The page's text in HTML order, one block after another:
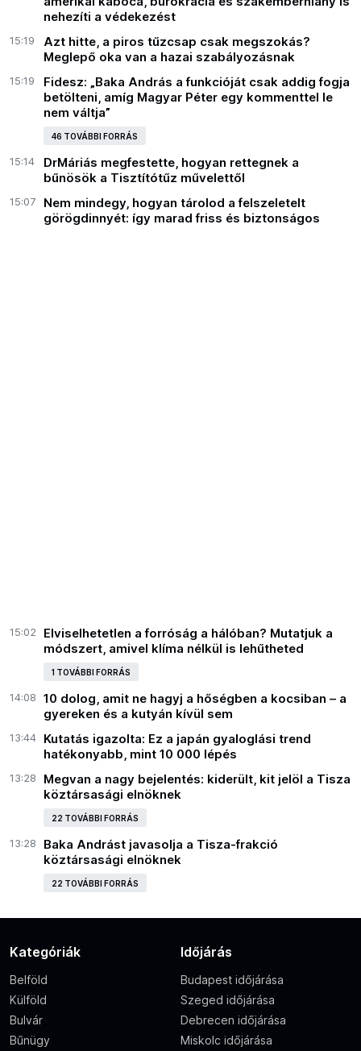
nehezíti a védekezést
15:19
Azt hitte, a piros tűzcsap csak megszokás?
Meglepő oka van a hazai szabályozásnak
15:19
Fidesz: „Baka András a funkcióját csak addig fogja
betölteni, amíg Magyar Péter egy kommenttel le
nem váltja”
46 TOVÁBBI FORRÁS
15:14
DrMáriás megfestette, hogyan rettegnek a
bűnösök a Tisztítótűz művelettől
15:07
Nem mindegy, hogyan tárolod a felszeletelt
görögdinnyét: így marad friss és biztonságos
15:02
Elviselhetetlen a forróság a hálóban? Mutatjuk a
módszert, amivel klíma nélkül is lehűtheted
1 TOVÁBBI FORRÁS
14:08
10 dolog, amit ne hagyj a hőségben a kocsiban – a
gyereken és a kutyán kívül sem
13:44
Kutatás igazolta: Ez a japán gyaloglási trend
hatékonyabb, mint 10 000 lépés
13:28
Megvan a nagy bejelentés: kiderült, kit jelöl a Tisza
köztársasági elnöknek
22 TOVÁBBI FORRÁS
13:28
Baka Andrást javasolja a Tisza-frakció
köztársasági elnöknek
22 TOVÁBBI FORRÁS
Kategóriák
Belföld
Külföld
Bulvár
Bűnügy
Időjárás
Budapest időjárása
Szeged időjárása
Debrecen időjárása
Miskolc időjárása